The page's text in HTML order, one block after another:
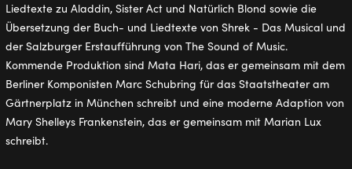
Liedtexte zu Aladdin, Sister Act und Natürlich Blond sowie die
Übersetzung der Buch- und Liedtexte von Shrek - Das Musical und
der Salzburger Erstaufführung von The Sound of Music.
Kommende Produktion sind Mata Hari, das er gemeinsam mit dem
Berliner Komponisten Marc Schubring für das Staatstheater am
Gärtnerplatz in München schreibt und eine moderne Adaption von
Mary Shelleys Frankenstein, das er gemeinsam mit Marian Lux
schreibt.